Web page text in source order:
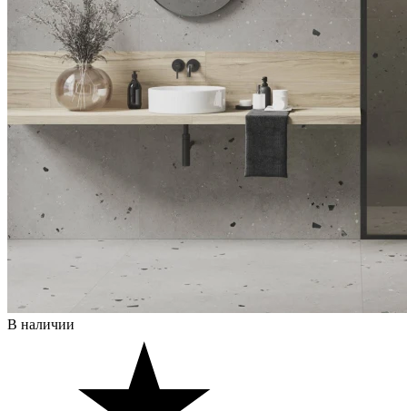
В наличии